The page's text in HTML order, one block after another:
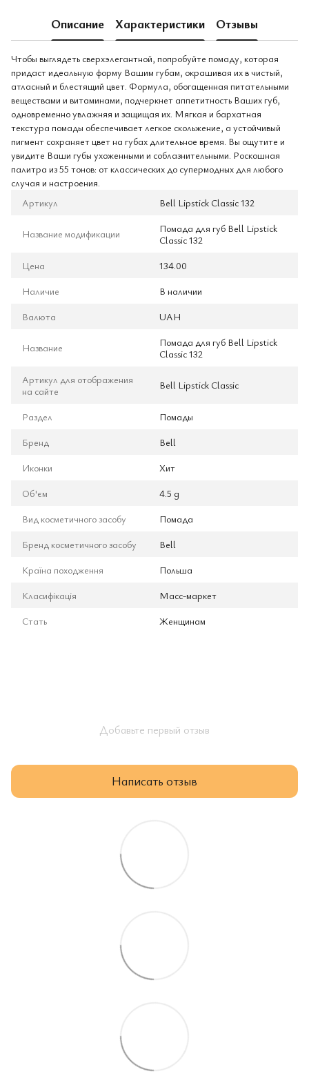
Описание Характеристики Отзывы
Чтобы выглядеть сверхэлегантной, попробуйте помаду, которая
придаст идеальную форму Вашим губам, окрашивая их в чистый,
атласный и блестящий цвет. Формула, обогащенная питательными
веществами и витаминами, подчеркнет аппетитность Ваших губ,
одновременно увлажняя и защищая их. Мягкая и бархатная
текстура помады обеспечивает легкое скольжение, а устойчивый
пигмент сохраняет цвет на губах длительное время. Вы ощутите и
увидите Ваши губы ухоженными и соблазнительными. Роскошная
палитра из 55 тонов: от классических до супермодных для любого
случая и настроения.
Артикул
Bell Lipstick Classic 132
Название модификации
Помада для губ Bell Lipstick
Classic 132
Цена
134.00
Наличие
В наличии
Валюта
UAH
Название
Помада для губ Bell Lipstick
Classic 132
Артикул для отображения
на сайте
Bell Lipstick Classic
Раздел
Помады
Бренд
Bell
Иконки
Хит
Об'єм
4.5 g
Вид косметичного засобу
Помада
Бренд косметичного засобу
Bell
Країна походження
Польша
Класифікація
Масс-маркет
Стать
Женщинам
Добавьте первый отзыв
Написать отзыв